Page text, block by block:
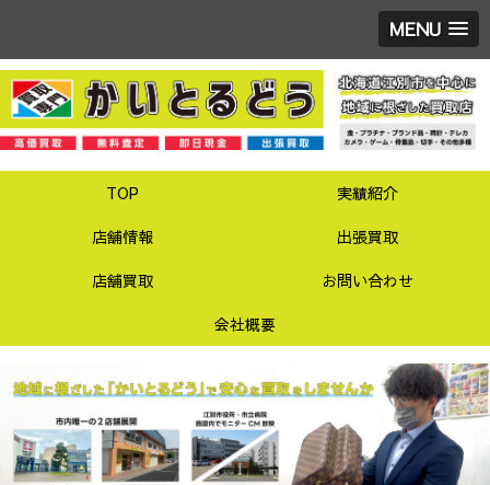
MENU
TOP
実績紹介
店舗情報
出張買取
店舗買取
お問い合わせ
会社概要